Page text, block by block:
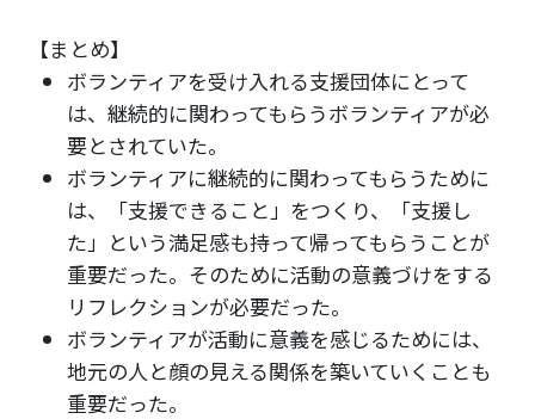
【まとめ】
ボランティアを受け入れる支援団体にとって
は、継続的に関わってもらうボランティアが必
要とされていた。
ボランティアに継続的に関わってもらうために
は、「支援できること」をつくり、「支援し
た」という満足感も持って帰ってもらうことが
重要だった。そのために活動の意義づけをする
リフレクションが必要だった。
ボランティアが活動に意義を感じるためには、
地元の人と顔の見える関係を築いていくことも
重要だった。